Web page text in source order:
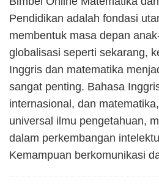
Pendidikan adalah fondasi
membentuk masa depan
globalisasi seperti sekarang,
Inggris dan matematika
sangat penting. Bahasa
internasional, dan
universal ilmu pengetahuan,
dalam perkembangan
Kemampuan berkomunikasi